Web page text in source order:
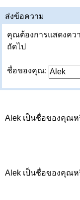
ส่งข้อความ
คุณต้องการแสดงคว
ถัดไป
ชื่อของคุณ:
Alek เป็นชื่อของคุณห
Alek เป็นชื่อของคุณห